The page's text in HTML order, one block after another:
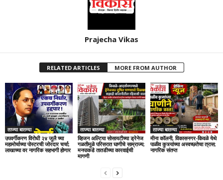
Prajecha Vikas
RELATED ARTICLES MORE FROM AUTHOR
ताज्या बातम्या
उपवर्गीकरण विरोधी २४ जुलै च्या
महामोर्चाच्या पोस्टरची जोरदार चर्चा;
लाखाच्या वर नागरिक सहभागी होणार
ताज्या बातम्या
व्हिजन अल्टिया सोसायटीच्या ड्रेनेज
गळतीमुळे परिसरात घाणीचे साम्राज्य;
मनपाकडे तातडीच्या कारवाईची
मागणी
ताज्या बातम्या
मीना कॉलनी, विकासनगर-किवळे येथे
पाळीव कुत्र्यांच्या अस्वच्छतेचा त्रास;
नागरिक संतप्त